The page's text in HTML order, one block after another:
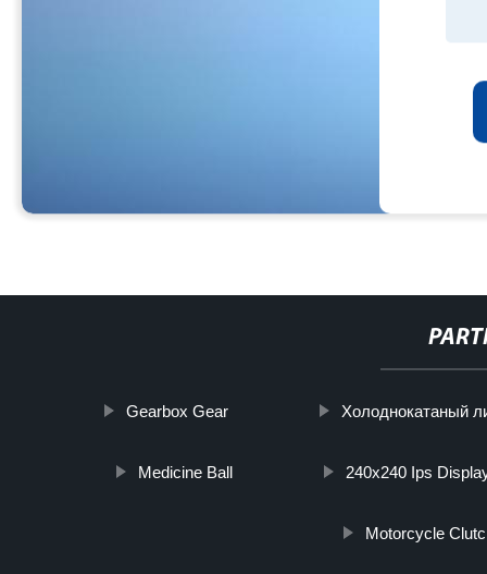
Gearbox Gear Холоднокатаный
Medicine Ball 240x240 Ips
Motorcycle